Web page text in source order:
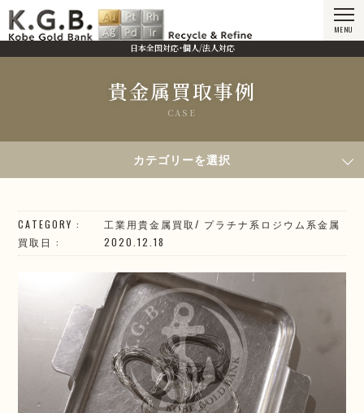
日本全国対応・個人/法人対応
MENU
貴金属買取事例
CASE
2020年12月18日買取／R熱電対
カテゴリーを選択
CATEGORY 工業用貴金属買取/ プラチナ系 ロジウム系金属
買取日
2020.12.18